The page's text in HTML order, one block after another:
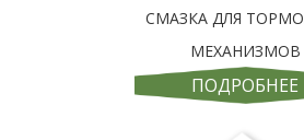
СМАЗКА ДЛЯ
МЕХАНИЗМОВ
ПОДРОБНЕЕ